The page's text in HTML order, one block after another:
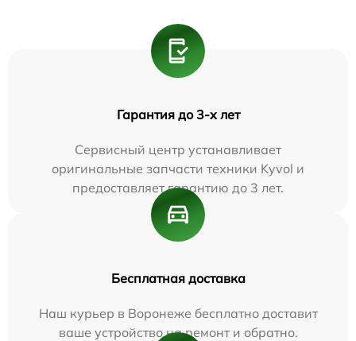
Гарантия до 3-х лет
Сервисный центр устанавливает
оригинальные запчасти техники Kyvol и
предоставляет гарантию до 3 лет.
Бесплатная доставка
Наш курьер в Воронеже бесплатно доставит
ваше устройство на ремонт и обратно.